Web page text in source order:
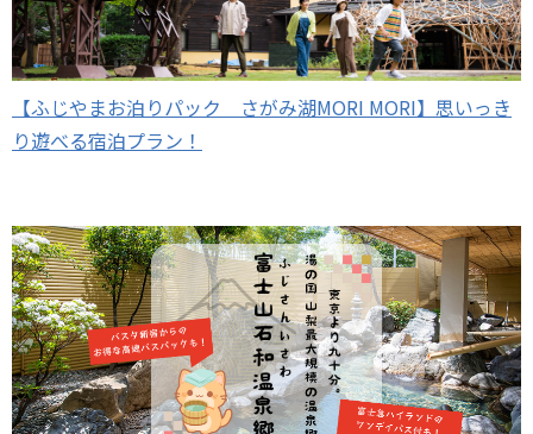
【ふじやまお泊りパック さがみ湖MORI MORI】思いっき
り遊べる宿泊プラン！